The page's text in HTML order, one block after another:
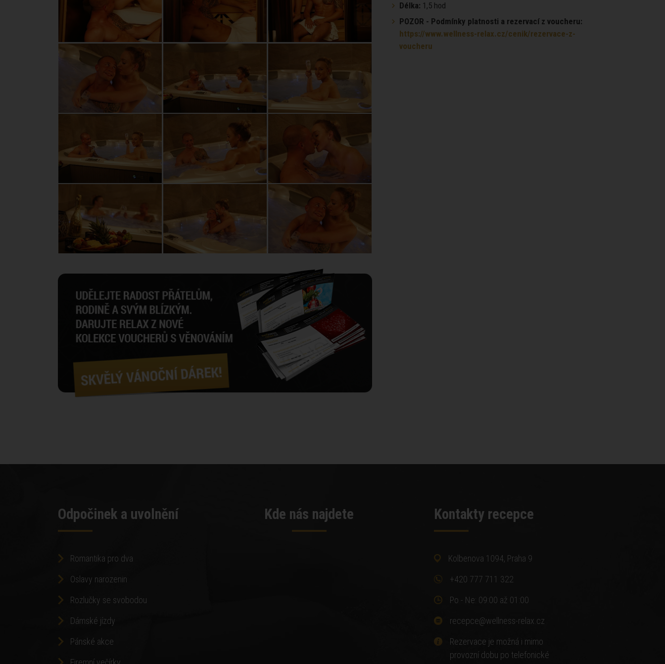
Délka: 1,5 hod
POZOR - Podmínky platnosti a rezervací z voucheru:
https://www.wellness-relax.cz/cenik/rezervace-z-
voucheru
Odpočinek a uvolnění
Romantika pro dva
Oslavy narozenin
Rozlučky se svobodou
Dámské jízdy
Pánské akce
Kde nás najdete Kontakty recepce
Kolbenova 1094, Praha 9
+420 777 711 322
Po - Ne: 09:00 až 01:00
recepce@wellness-relax.cz
Rezervace je možná i mimo
provozní dobu po telefonické